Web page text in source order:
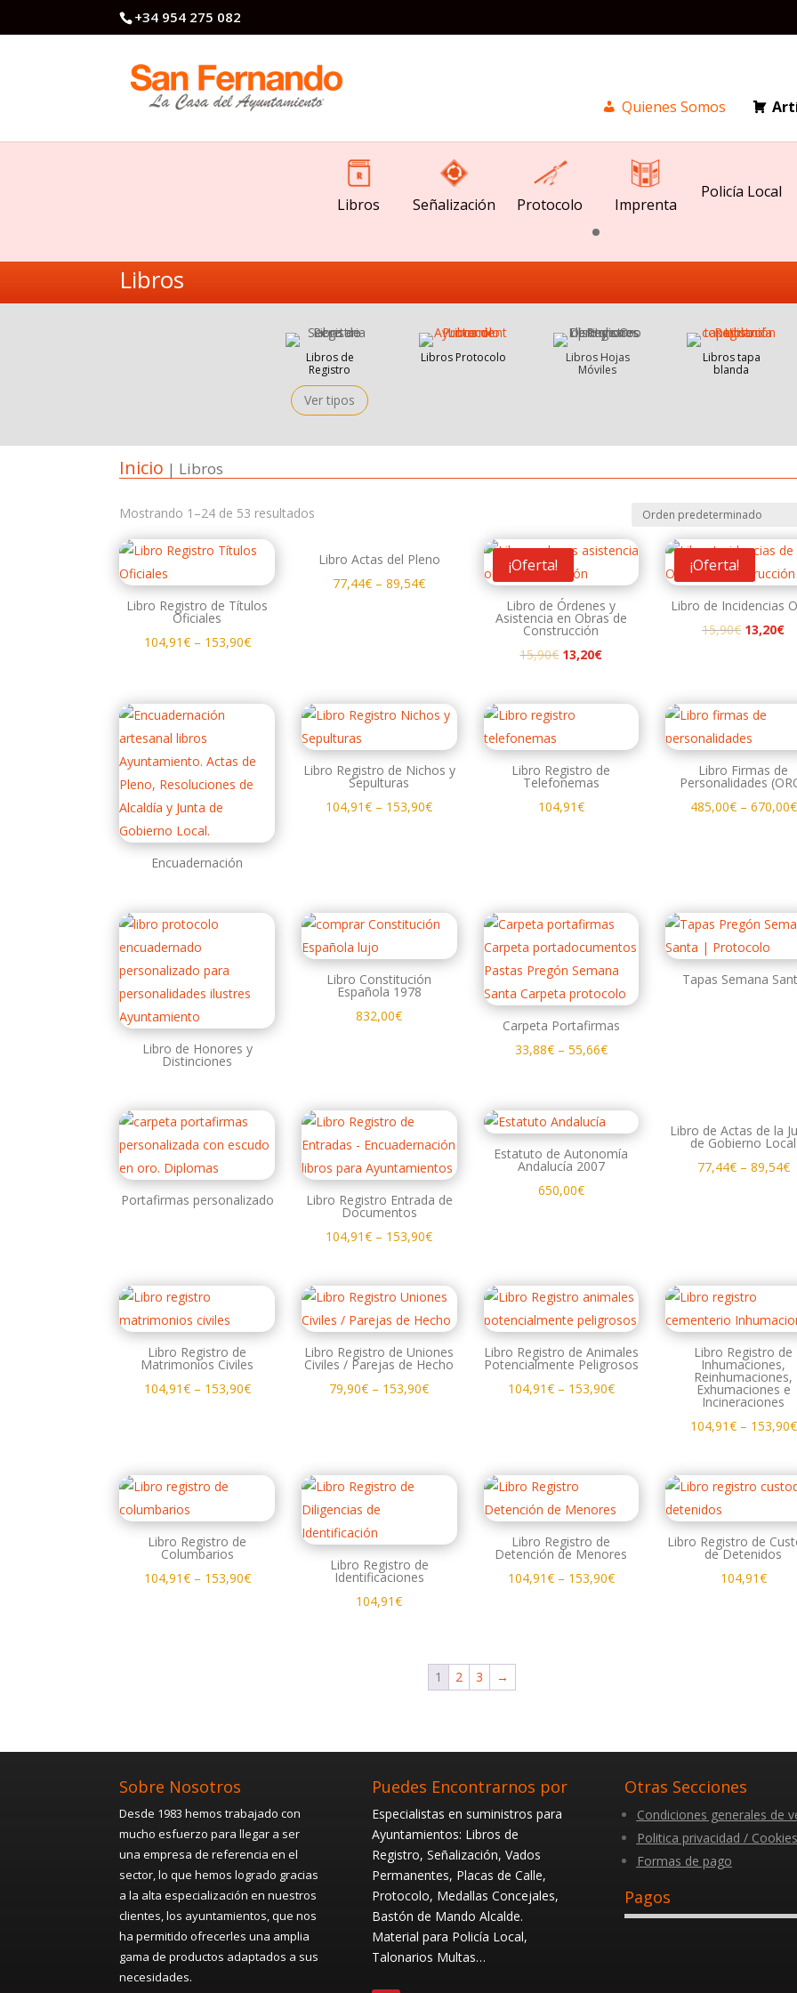
+34 954 275 082
Quienes Somos
Libros Señalización Protocolo Imprenta
Policía Local
Libros
Libros de
Registro
Ver tipos
Libros Protocolo
Libros Hojas
Móviles
Libros tapa
blanda
Inicio | Libros
Mostrando 1–24 de 53 resultados
Libro Registro de Títulos
Oficiales
104,91€– 153,90€
Libro Actas del Pleno
77,44€ –89,54€
¡Oferta!
Libro de Órdenes y
Asistencia en Obras de
Construcción
15,90€ El
original
era:
13,20€El
actual
13,20€.
¡Oferta!
Libro de Incidencias
15,90€ El
15,90€.
13,20€El
Encuadernación
Libro Registro de Nichos y
Sepulturas
104,91€ – 153,90€
Libro Registro de
Telefonemas
104,91€
Libro Firmas de
Personalidades
485,00€– 670,00€
Libro de Honores y
Distinciones
Libro Constitución
Española 1978
832,00€
Carpeta Portafirmas
33,88€– 55,66€
Tapas Semana
Portafirmas personalizado Libro Registro Entrada de
Documentos
104,91€ – 153,90€
Estatuto de Autonomía
Andalucía 2007
650,00€
Libro de Actas de la
de Gobierno Local
77,44€– 89,54€
Libro Registro de
Matrimonios Civiles
104,91€– 153,90€
Libro Registro de Uniones
Civiles / Parejas de Hecho
79,90€ – 153,90€
Libro Registro de Animales
Potencialmente Peligrosos
104,91€– 153,90€
Libro Registro de
Inhumaciones,
Reinhumaciones,
Exhumaciones e
Incineraciones
104,91€– 153,90€
Libro Registro de
Columbarios
104,91€– 153,90€
Libro Registro de
Identificaciones
104,91€
Libro Registro de
Detención de Menores
104,91€– 153,90€
Libro Registro de
de Detenidos
104,91€
1 2 3 →
Sobre Nosotros
Desde 1983 hemos trabajado con
mucho esfuerzo para llegar a ser
una empresa de referencia en el
sector, lo que hemos logrado gracias
a la alta especialización en nuestros
clientes, los ayuntamientos, que nos
ha permitido ofrecerles una amplia
gama de productos adaptados a sus
necesidades.
Puedes Encontrarnos por
Especialistas en suministros para
Ayuntamientos: Libros de
Registro, Señalización, Vados
Permanentes, Placas de Calle,
Protocolo, Medallas Concejales,
Bastón de Mando Alcalde.
Material para Policía Local,
Talonarios Multas…
Otras Secciones
Condiciones generales de
Politica privacidad / Cookies
Formas de pago
Pagos